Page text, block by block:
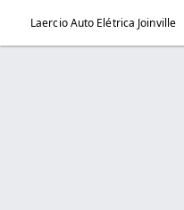
Laercio Auto Elétrica Joinville